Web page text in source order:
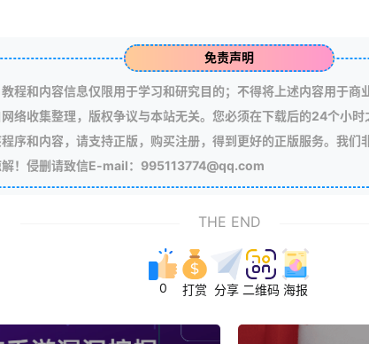
免责声明
程和内容信息仅限用于学习和研究目的；不得将上述内容用于商
络收集整理，版权争议与本站无关。您必须在下载后的24个小
序和内容，请支持正版，购买注册，得到更好的正版服务。我们
解！侵删请致信E-mail：995113774@qq.com
THE END
0 打赏 分享 二维码 海报